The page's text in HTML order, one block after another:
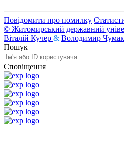
Повідомити про помилку
© Житомирський державний
Віталій Кучер & Володимир Чумак
Пошук
Сповіщення